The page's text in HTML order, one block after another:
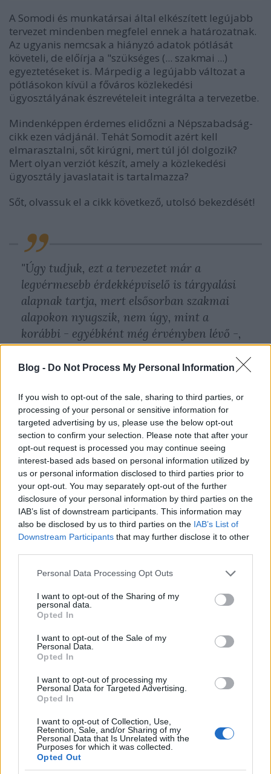
Blog - Do Not Process My Personal Information
If you wish to opt-out of the sale, sharing to third parties, or
processing of your personal or sensitive information for
targeted advertising by us, please use the below opt-out
section to confirm your selection. Please note that after your
opt-out request is processed you may continue seeing
interest-based ads based on personal information utilized by
us or personal information disclosed to third parties prior to
your opt-out. You may separately opt-out of the further
disclosure of your personal information by third parties on the
IAB’s list of downstream participants. This information may
also be disclosed by us to third parties on the IAB’s List of
Downstream Participants that may further disclose it to other
Please note that this website/app uses one or more Google
not limited to your visit or usage behaviour. You may click to
grant or deny consent to Google and its third-party tags to
use your data for below specified purposes in below Google
consent section.
Personal Data Processing Opt Outs
I want to opt-out of the Sharing of my
personal data.
Opted In
I want to opt-out of the Sale of my
Personal Data.
Opted In
I want to opt-out of processing my
Personal Data for Targeted Advertising.
Opted In
I want to opt-out of Collection, Use,
Retention, Sale, and/or Sharing of my
Personal Data that Is Unrelated with the
Purposes for which it was collected.
Opted Out
A Somodi és munkatársai által elkészített legújabb
tervezet mindenben megfelel ennek a határozatnak.
Az ugyanis nemcsak a hiányzó adatok pótlását
követeli, de előírja a "szükséges (... szakmai ...)
egyeztetéseket is. Márpedig a legújabb változat a
pótlásokon kívül a főváros közlekedési
ügyosztályának észrevételeit integrálta a tervezetbe.
Mindenképpen érdemes elidőzni a Népszabadság-
cikk ezen vádjánál. Tehát Somodit azért kell
elmarasztalni, sőt kirúgni, mert túl jól dolgozik?
Mert olyan verziót készít, amely a közlekedési
ügyosztály javaslatait is tartalmazza?
Sőt, olvassuk el a cikk következő, utolsó bekezdését!
"Úgy tudjuk, ezt a tervezetet már a
legvérmesebb érdekképviselő is tárgyalási
alapnak tartja, mert elsősorban szakmai
alapokon nyugszik, nem úgy, mint a
korábbi - egyébként még érvényben lévő -,
amelyet főként a pénzügyi megtakarítás
elve, s a városvezetés diktált."
Nahát, tehát az a baj a tervezettel, hogy a
szakszervezetek sem utasítják el azonnal, mint az
összes eddigit? Talán az a baj ezzel az utolsó
verzióval, hogy ennek alapján már meg lehet egyezni
a szakszervezetekkel, amelyek mára már jóformán
csak a járatcsökkentési tervek illetve a jelenlegi
hálózat megoldatlan finanszírózása miatt
sztrájkolnak?
(Érdemes azt is megfigyelni, hogy Somodin hol van
sapka, hol nincs. A leváltását követelő szakszervezeti
korábban nem egyeztette velük a paraméterkönyvet,
a Népszabadság szerint meg az a baj vele, hogy
most a szakszervezeteknek tetsző paraméterkönyvet
csinált.)
De miért fájna a Népszabadságnak, ha
megegyeznek a paraméterkönyvről, ha esetleg nem
lesz több sztrájk? Vagy nem is a lapnak fájna ez,
hanem annak, aki a lap újságíróját "informálta"?
Ezen a ponton érdemes lenne olyan forrást keresni,
amely a szocialista lap gondolatmenetéhez
hasonlóan érvel. Nézzük meg, mit tartalmaz a
Regőcziék által szombaton (tehát az ominózus cikk